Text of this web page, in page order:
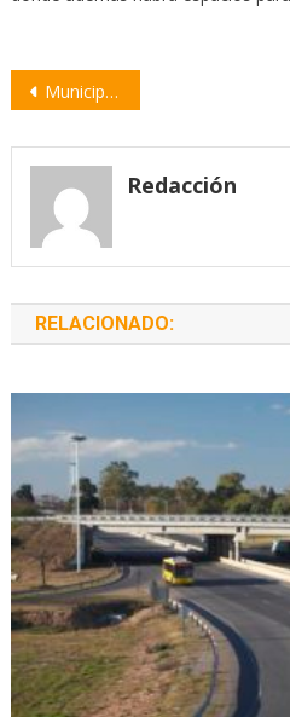
Navegación
entradas
Municipales celebrarán el Día del Trabajador con un almuerzo en el Eco-Camping
Redacción
RELACIONADO: